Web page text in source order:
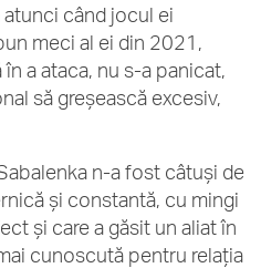
atunci când jocul ei
meci al ei din 2021,
a ataca, nu s-a panicat,
să greșească excesiv,
n-a fost câtuși de
și constantă, cu mingi
și care a găsit un aliat în
cunoscută pentru relația